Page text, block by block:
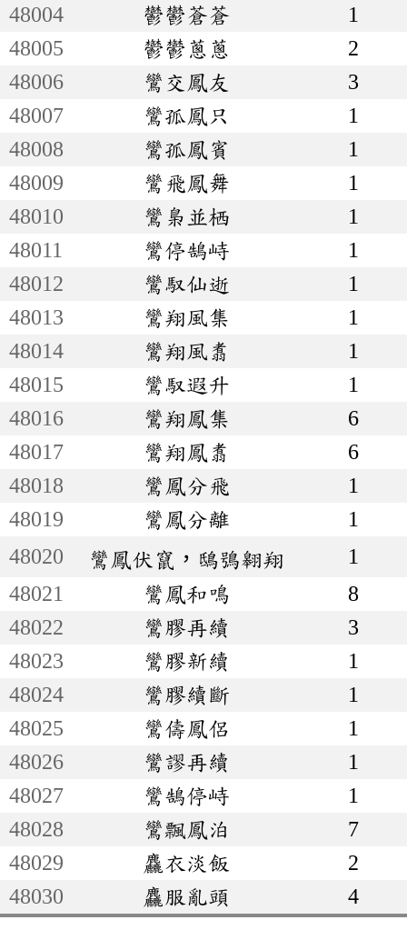
48004
鬱鬱蒼蒼
1
48005
鬱鬱蔥蔥
2
48006
鸞交鳳友
3
48007
鸞孤鳳只
1
48008
鸞孤鳳賓
1
48009
鸞飛鳳舞
1
48010
鸞梟並栖
1
48011
鸞停鵠峙
1
48012
鸞馭仙逝
1
48013
鸞翔風集
1
48014
鸞翔風翥
1
48015
鸞馭遐升
1
48016
鸞翔鳳集
6
48017
鸞翔鳳翥
6
48018
鸞鳳分飛
1
48019
鸞鳳分離
1
48020
鸞鳳伏竄，鴟鴞翱翔
1
48021
鸞鳳和鳴
8
48022
鸞膠再續
3
48023
鸞膠新續
1
48024
鸞膠續斷
1
48025
鸞儔鳳侶
1
48026
鸞謬再續
1
48027
鸞鵠停峙
1
48028
鸞飄鳳泊
7
48029
麤衣淡飯
2
48030
麤服亂頭 4